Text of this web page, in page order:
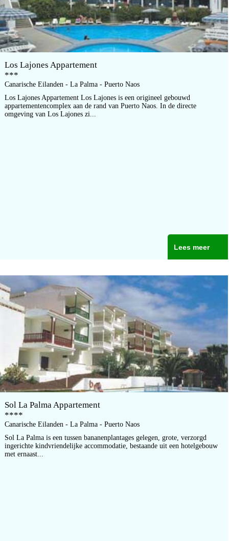
Los Lajones Appartement
***
Canarische Eilanden - La Palma - Puerto Naos
Los Lajones Appartement Los Lajones is een origineel gebouwd
appartementencomplex aan de rand van Puerto Naos. In de directe
omgeving van Los Lajones zi...
Lees meer
Sol La Palma Appartement
****
Canarische Eilanden - La Palma - Puerto Naos
Sol La Palma is een tussen bananenplantages gelegen, grote, verzorgd
ingerichte kindvriendelijke accommodatie, bestaande uit een hotelgebouw
met ernaast...